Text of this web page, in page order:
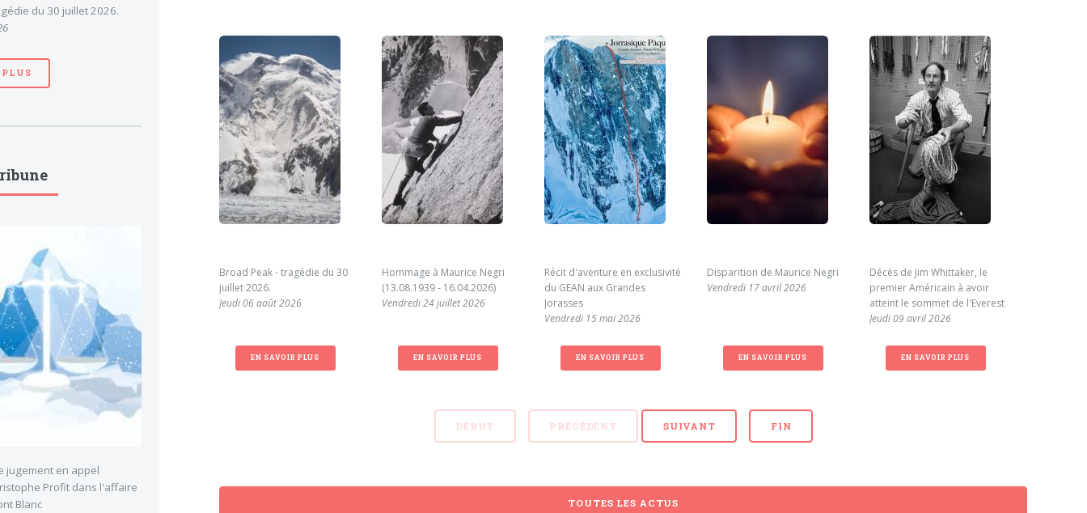
Broad Peak - tragédie du 30
juillet 2026.
Jeudi 06 août 2026
EN SAVOIR PLUS
Hommage à Maurice Negri
(13.08.1939 - 16.04.2026)
Vendredi 24 juillet 2026
EN SAVOIR PLUS
Récit d'aventure en exclusivité
du GEAN aux Grandes
Jorasses
Vendredi 15 mai 2026
EN SAVOIR PLUS
Disparition de Maurice Negri
Vendredi 17 avril 2026
EN SAVOIR PLUS
Décès de Jim Whittaker, le
premier Américain à avoir
atteint le sommet de l'Everest
Jeudi 09 avril 2026
EN SAVOIR PLUS
DÉBUT PRÉCÉDENT SUIVANT FIN
TOUTES LES ACTUS
du 30 juillet 2026.
PLUS
jugement en appel
Profit dans l'affaire
Blanc